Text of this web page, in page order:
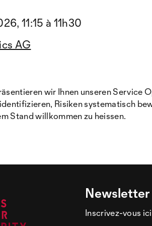
11:15 à 11h30
AG
wir Ihnen unseren Service
Risiken systematisch
Stand willkommen zu heissen.
Newsletter
Inscrivez-vous